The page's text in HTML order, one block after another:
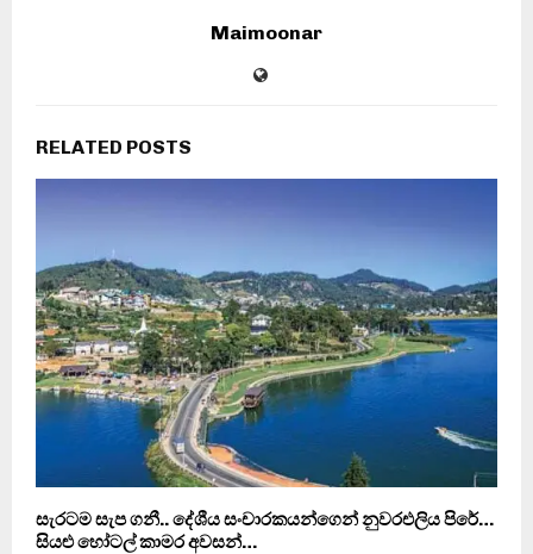
Maimoonar
RELATED POSTS
සැරටම සැප ගනී.. දේශීය සංචාරකයන්ගෙන් නුවරඑලිය පිරේ…
සියළු හෝටල් කාමර අවසන්…